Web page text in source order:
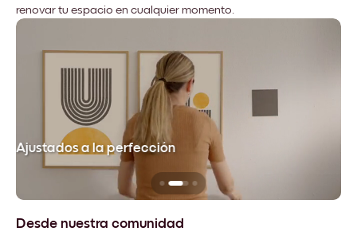
renovar tu espacio en cualquier momento.
Ajustados a la perfección
Desde nuestra comunidad